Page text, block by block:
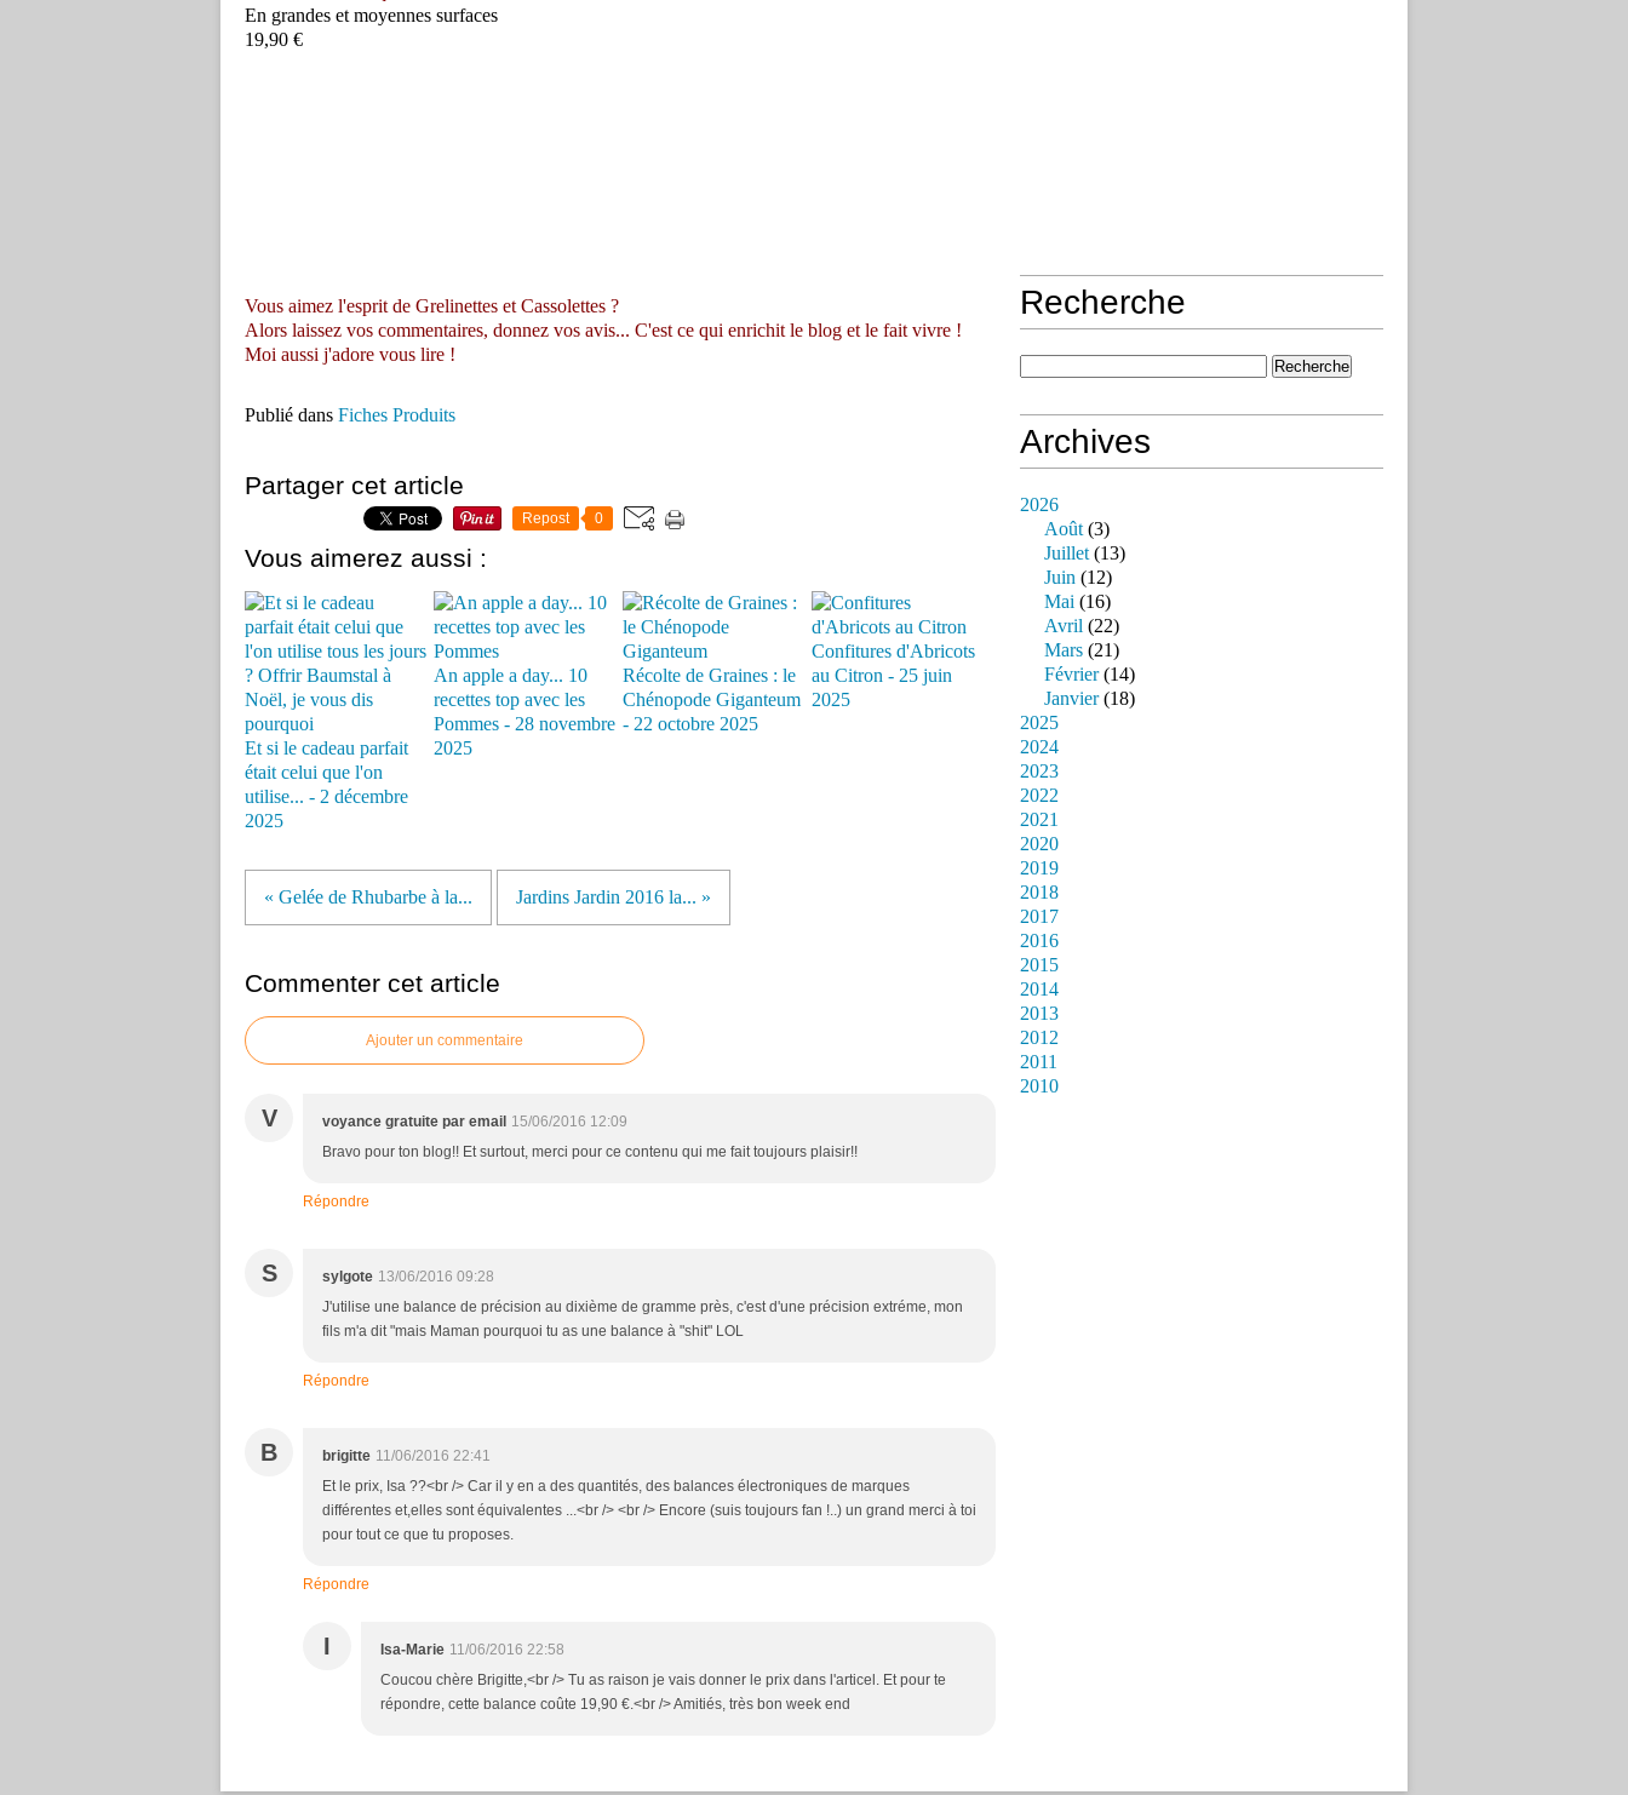
En grandes et moyennes surfaces
19,90 €
Vous aimez l'esprit de Grelinettes et Cassolettes ?
Alors laissez vos commentaires, donnez vos avis... C'est ce qui enrichit le blog et le fait vivre !
Moi aussi j'adore vous lire !
Publié dans Fiches Produits
Partager cet article
Repost 0
Vous aimerez aussi :
Et si le cadeau parfait
était celui que l'on
utilise... - 2 décembre
2025
An apple a day... 10
recettes top avec les
Pommes - 28 novembre
2025
Récolte de Graines : le
Chénopode Giganteum
- 22 octobre 2025
Confitures d'Abricots
au Citron - 25 juin
2025
« Gelée de Rhubarbe à la... Jardins Jardin 2016 la... »
Commenter cet article
Ajouter un commentaire
V voyance gratuite par email 15/06/2016 12:09
Bravo pour ton blog!! Et surtout, merci pour ce contenu qui me fait toujours plaisir!!
Répondre
S sylgote 13/06/2016 09:28
J'utilise une balance de précision au dixième de gramme près, c'est d'une précision extréme, mon
fils m'a dit "mais Maman pourquoi tu as une balance à "shit" LOL
Répondre
B brigitte 11/06/2016 22:41
Et le prix, Isa ??<br /> Car il y en a des quantités, des balances électroniques de marques
différentes et,elles sont équivalentes ...<br /> <br /> Encore (suis toujours fan !..) un grand merci à toi
pour tout ce que tu proposes.
Répondre
I Isa-Marie 11/06/2016 22:58
Coucou chère Brigitte,<br /> Tu as raison je vais donner le prix dans l'articel. Et pour te
répondre, cette balance coûte 19,90 €.<br /> Amitiés, très bon week end
Recherche
Archives
2026
Août(3)
Juillet(13)
Juin (12)
Mai (16)
Avril (22)
Mars (21)
Février(14)
Janvier(18)
2025
2024
2023
2022
2021
2020
2019
2018
2017
2016
2015
2014
2013
2012
2011
2010